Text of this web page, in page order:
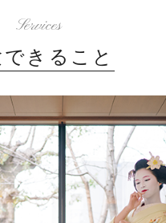
Services
きること